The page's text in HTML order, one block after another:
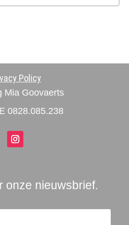
Policy
Mia Goovaerts
0828.085.238
onze nieuwsbrief.